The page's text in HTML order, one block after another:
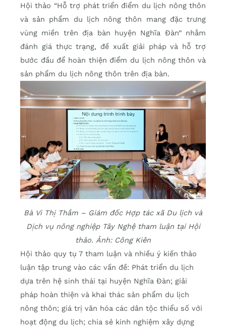
Hội thảo “Hỗ trợ phát triển điểm du lịch nông thôn
và sản phẩm du lịch nông thôn mang đặc trưng
vùng miền trên địa bàn huyện Nghĩa Đàn” nhằm
đánh giá thực trạng, đề xuất giải pháp và hỗ trợ
bước đầu để hoàn thiện điểm du lịch nông thôn và
sản phẩm du lịch nông thôn trên địa bàn.
Bà Vi Thị Thắm – Giám đốc Hợp tác xã Du lịch và
Dịch vụ nông nghiệp Tây Nghệ tham luận tại Hội
thảo. Ảnh: Công Kiên
Hội thảo quy tụ 7 tham luận và nhiều ý kiến thảo
luận tập trung vào các vấn đề: Phát triển du lịch
dựa trên hệ sinh thái tại huyện Nghĩa Đàn; giải
pháp hoàn thiện và khai thác sản phẩm du lịch
nông thôn; giá trị văn hóa các dân tộc thiểu số với
hoạt động du lịch; chia sẻ kinh nghiệm xây dựng